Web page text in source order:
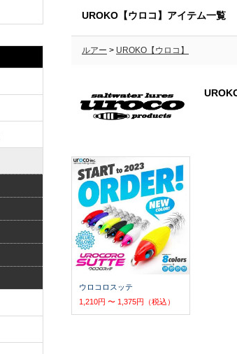
UROKO【ウロコ】アイテム一覧
ルアー > UROKO【ウロコ】
ウロコロスッテ
1,210円 〜 1,375円（税込）